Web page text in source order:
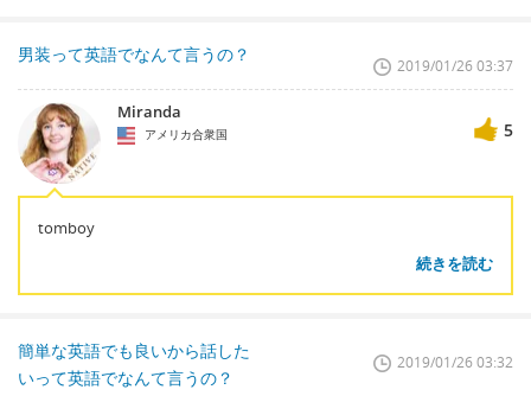
男装って英語でなんて言うの？
2019/01/26 03:37
Miranda
アメリカ合衆国 5
tomboy
続きを読む
簡単な英語でも良いから話した
いって英語でなんて言うの？
2019/01/26 03:32